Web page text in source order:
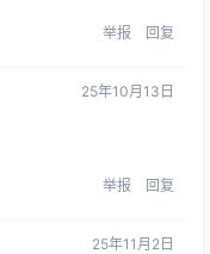
举报 回复
25年10月13日
举报 回复
25年11月2日